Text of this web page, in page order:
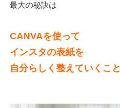
最大の秘訣は
CANVAを使って
インスタの表紙を
自分らしく整えていくこと